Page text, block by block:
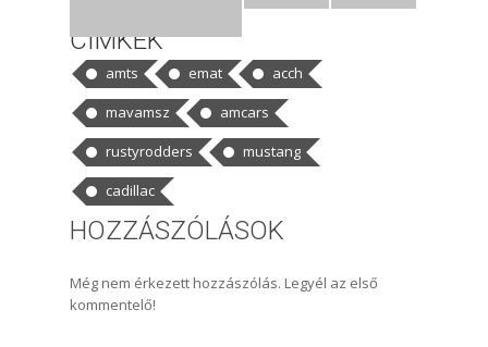
CÍMKÉK
amts emat
acch
mavamsz
amcars
rustyrodders
mustang
cadillac
HOZZÁSZÓLÁSOK
Még nem érkezett hozzászólás. Legyél az első
kommentelő!